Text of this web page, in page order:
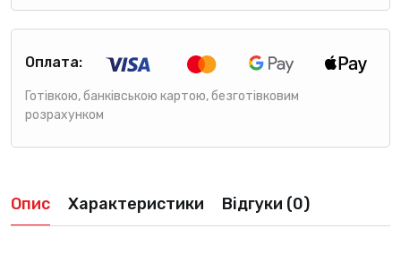
Оплата:
Готівкою, банківською картою, безготівковим
розрахунком
Опис Характеристики Відгуки (0)